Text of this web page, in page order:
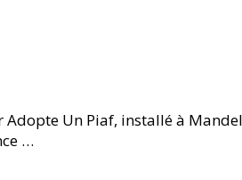
Un Piaf, installé à
…